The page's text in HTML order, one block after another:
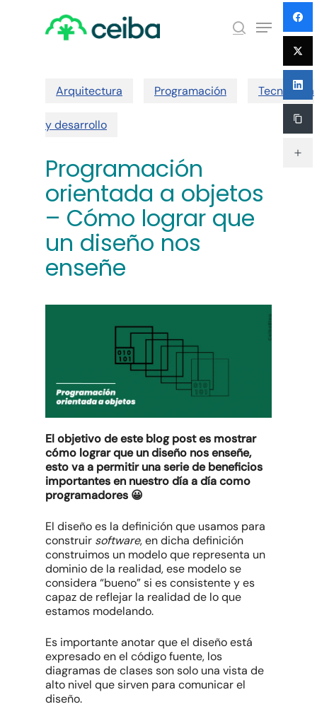
search
Menu
Arquitectura Programación Tecnología
y desarrollo
Programación
orientada a objetos
– Cómo lograr que
un diseño nos
enseñe
El objetivo de este blog post es mostrar
cómo lograr que un diseño nos enseñe,
esto va a permitir una serie de beneficios
importantes en nuestro día a día como
programadores 😀
El diseño es la definición que usamos para
construir software, en dicha definición
construimos un modelo que representa un
dominio de la realidad, ese modelo se
considera “bueno” si es consistente y es
capaz de reflejar la realidad de lo que
estamos modelando.
Es importante anotar que el diseño está
expresado en el código fuente, los
diagramas de clases son solo una vista de
alto nivel que sirven para comunicar el
diseño.
Menu